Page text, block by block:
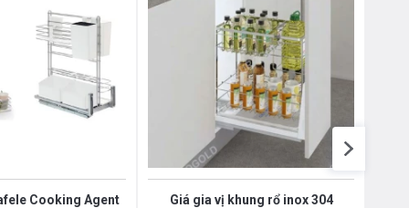
0912.331.335
Cooking Agent
Giá gia vị khung rổ inox 304